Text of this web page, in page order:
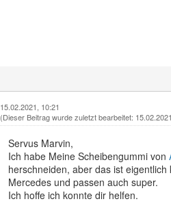
15.02.2021, 10:21
(Dieser Beitrag wurde zuletzt bearbeitet:
Servus Marvin,
Ich habe Meine Scheibengummi von
herschneiden, aber das ist
Mercedes und passen auch super.
Ich hoffe ich konnte dir helfen.